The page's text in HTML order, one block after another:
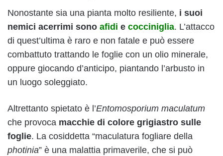
Nonostante sia una pianta molto resiliente, i suoi
nemici acerrimi sono afidi e cocciniglia. L’attacco
di quest’ultima è raro e non fatale e può essere
combattuto trattando le foglie con un olio minerale,
oppure giocando d’anticipo, piantando l’arbusto in
un luogo soleggiato.
Altrettanto spietato è l’Entomosporium maculatum
che provoca macchie di colore grigiastro sulle
foglie. La cosiddetta “maculatura fogliare della
photinia” è una malattia primaverile, che si può